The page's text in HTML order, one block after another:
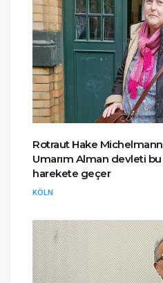
Rotraut Hake
Umarım Alman devleti
harekete geçer
KÖLN